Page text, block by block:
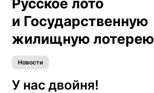
и Государственную
жилищную лотерею
Новости
У нас двойня!